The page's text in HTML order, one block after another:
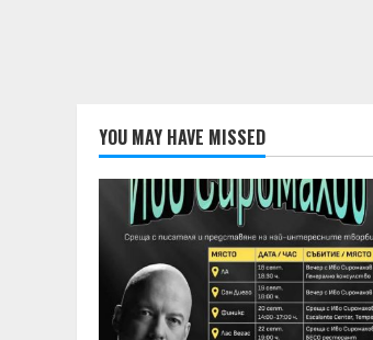
YOU MAY HAVE MISSED